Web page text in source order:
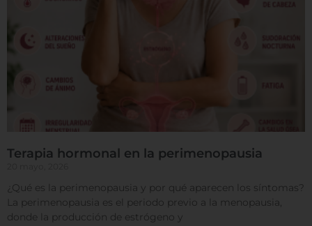
Terapia hormonal en la perimenopausia
¿Qué es la perimenopausia y por qué aparecen los síntomas?
La perimenopausia es el periodo previo a la menopausia,
donde la producción de estrógeno y